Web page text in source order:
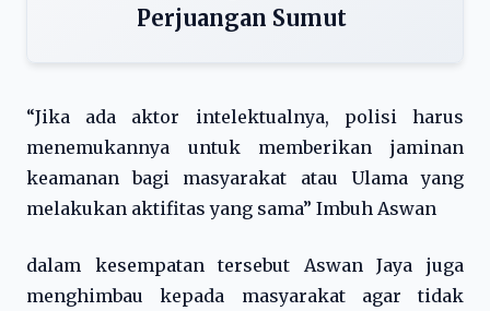
Perjuangan Sumut
“Jika ada aktor intelektualnya, polisi harus
menemukannya untuk memberikan jaminan
keamanan bagi masyarakat atau Ulama yang
melakukan aktifitas yang sama” Imbuh Aswan
dalam kesempatan tersebut Aswan Jaya juga
menghimbau kepada masyarakat agar tidak